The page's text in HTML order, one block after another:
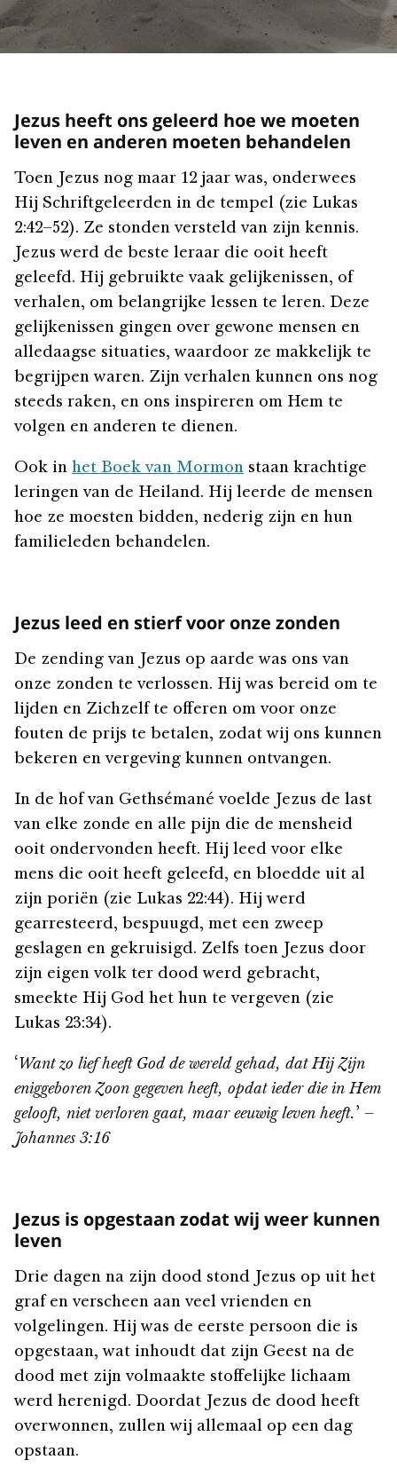
Jezus heeft ons geleerd hoe we moeten
leven en anderen moeten behandelen
Toen Jezus nog maar 12 jaar was, onderwees
Hij Schriftgeleerden in de tempel (zie Lukas
2:42–52). Ze stonden versteld van zijn kennis.
Jezus werd de beste leraar die ooit heeft
geleefd. Hij gebruikte vaak gelijkenissen, of
verhalen, om belangrijke lessen te leren. Deze
gelijkenissen gingen over gewone mensen en
alledaagse situaties, waardoor ze makkelijk te
begrijpen waren. Zijn verhalen kunnen ons nog
steeds raken, en ons inspireren om Hem te
volgen en anderen te dienen.
Ook in het Boek van Mormon staan krachtige
leringen van de Heiland. Hij leerde de mensen
hoe ze moesten bidden, nederig zijn en hun
familieleden behandelen.
Jezus leed en stierf voor onze zonden
De zending van Jezus op aarde was ons van
onze zonden te verlossen. Hij was bereid om te
lijden en Zichzelf te offeren om voor onze
fouten de prijs te betalen, zodat wij ons kunnen
bekeren en vergeving kunnen ontvangen.
In de hof van Gethsémané voelde Jezus de last
van elke zonde en alle pijn die de mensheid
ooit ondervonden heeft. Hij leed voor elke
mens die ooit heeft geleefd, en bloedde uit al
zijn poriën (zie Lukas 22:44). Hij werd
gearresteerd, bespuugd, met een zweep
geslagen en gekruisigd. Zelfs toen Jezus door
zijn eigen volk ter dood werd gebracht,
smeekte Hij God het hun te vergeven (zie
Lukas 23:34).
‘ Want zo lief heeft God de wereld gehad, dat Hij Zijn
eniggeboren Zoon gegeven heeft, opdat ieder die in Hem
gelooft, niet verloren gaat, maar eeuwig leven heeft.’ –
Johannes 3:16
Jezus is opgestaan zodat wij weer kunnen
leven
Drie dagen na zijn dood stond Jezus op uit het
graf en verscheen aan veel vrienden en
volgelingen. Hij was de eerste persoon die is
opgestaan, wat inhoudt dat zijn Geest na de
dood met zijn volmaakte stoffelijke lichaam
werd herenigd. Doordat Jezus de dood heeft
overwonnen, zullen wij allemaal op een dag
opstaan.